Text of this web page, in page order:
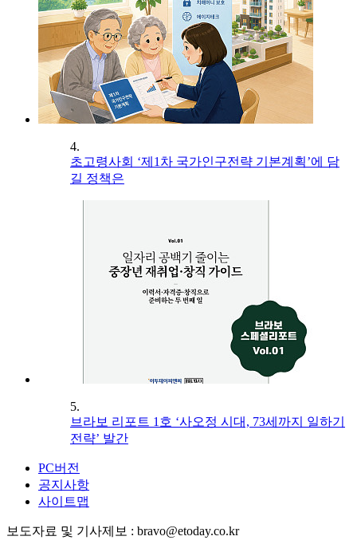
4.
초고령사회 ‘제1차 국가인구전략 기본계획’에 담
길 정책은
5.
브라보 리포트 1호 ‘사오정 시대, 73세까지 일하기
전략’ 발간
PC버전
공지사항
사이트맵
보도자료 및 기사제보 : bravo@etoday.co.kr